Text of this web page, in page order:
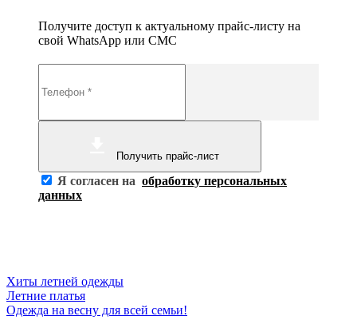
Получите доступ к актуальному прайс-листу на
свой WhatsApp или СМС
Получить прайс-лист
Я согласен на обработку персональных
данных
Хиты летней одежды
Летние платья
Одежда на весну для всей семьи!